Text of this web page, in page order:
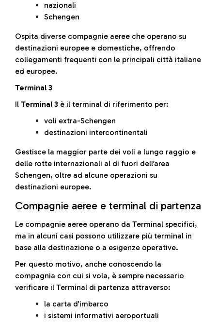
nazionali
Schengen
Ospita diverse compagnie aeree che operano su
destinazioni europee e domestiche, offrendo
collegamenti frequenti con le principali città italiane
ed europee.
Terminal 3
Il Terminal 3 è il terminal di riferimento per:
voli extra-Schengen
destinazioni intercontinentali
Gestisce la maggior parte dei voli a lungo raggio e
delle rotte internazionali al di fuori dell’area
Schengen, oltre ad alcune operazioni su
destinazioni europee.
Compagnie aeree e terminal di partenza
Le compagnie aeree operano da Terminal specifici,
ma in alcuni casi possono utilizzare più terminal in
base alla destinazione o a esigenze operative.
Per questo motivo, anche conoscendo la
compagnia con cui si vola, è sempre necessario
verificare il Terminal di partenza attraverso:
la carta d’imbarco
i sistemi informativi aeroportuali